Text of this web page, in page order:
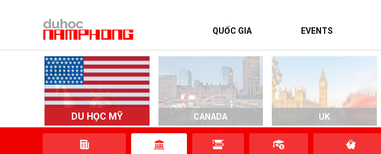
QUỐC GIA EVENTS
DU HỌC MỸ CANADA UK
TRANG CHỦ
QUỐC GIA
EVENTS